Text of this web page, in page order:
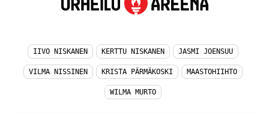
IIVO NISKANEN KERTTU NISKANEN JASMI JOENSUU
VILMA NISSINEN KRISTA PÄRMÄKOSKI MAASTOHIIHTO
WILMA MURTO